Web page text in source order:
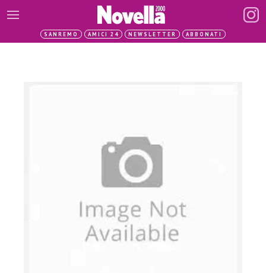
SANREMO AMICI 24 NEWSLETTER ABBONATI